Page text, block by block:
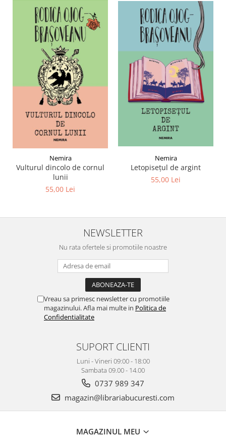
Nemira
Vulturul dincolo de cornul
lunii
55,00 Lei
Nemira
Letopisețul de argint
55,00 Lei
NEWSLETTER
Nu rata ofertele si promotiile noastre
Vreau sa primesc newsletter cu promotiile
magazinului. Afla mai multe in Politica de
Confidentialitate
SUPORT CLIENTI
Luni - Vineri 09:00 - 18:00
Sambata 09.00 - 14.00
0737 989 347
magazin@librariabucuresti.com
MAGAZINUL MEU